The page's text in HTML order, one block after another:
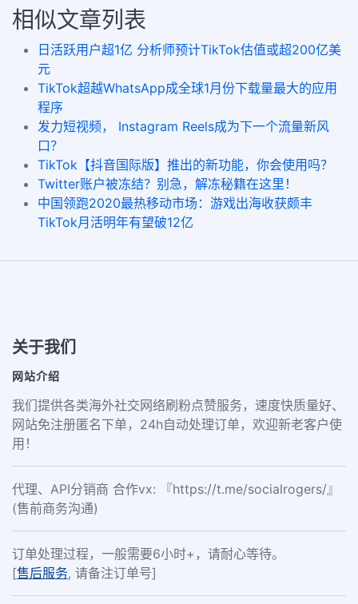
相似文章列表
日活跃用户超1亿 分析师预计TikTok估值或超200亿美
元
TikTok超越WhatsApp成全球1月份下载量最大的应用
程序
发力短视频， Instagram Reels成为下一个流量新风
口？
TikTok【抖音国际版】推出的新功能，你会使用吗？
Twitter账户被冻结？别急，解冻秘籍在这里！
中国领跑2020最热移动市场：游戏出海收获颇丰
TikTok月活明年有望破12亿
关于我们
网站介绍
我们提供各类海外社交网络刷粉点赞服务，速度快质量好、
网站免注册匿名下单，24h自动处理订单，欢迎新老客户使
用！
代理、API分销商 合作vx: 『https://t.me/socialrogers/』
(售前商务沟通)
订单处理过程，一般需要6小时+，请耐心等待。
[售后服务, 请备注订单号]